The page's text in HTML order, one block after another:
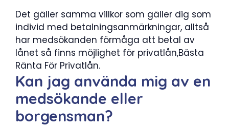
Det gäller samma villkor som gäller dig som
individ med betalningsanmärkningar, alltså
har medsökanden förmåga att betal av
lånet så finns möjlighet för privatlån,Bästa
Ränta För Privatlån.
Kan jag använda mig av en
medsökande eller
borgensman?